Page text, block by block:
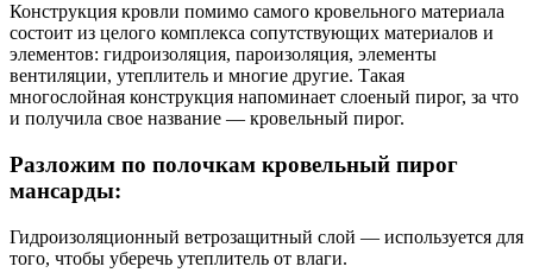
Конструкция кровли помимо самого кровельного материала
состоит из целого комплекса сопутствующих материалов и
элементов: гидроизоляция, пароизоляция, элементы
вентиляции, утеплитель и многие другие. Такая
многослойная конструкция напоминает слоеный пирог, за что
и получила свое название — кровельный пирог.
Разложим по полочкам кровельный пирог
мансарды:
Гидроизоляционный ветрозащитный слой — используется для
того, чтобы уберечь утеплитель от влаги.